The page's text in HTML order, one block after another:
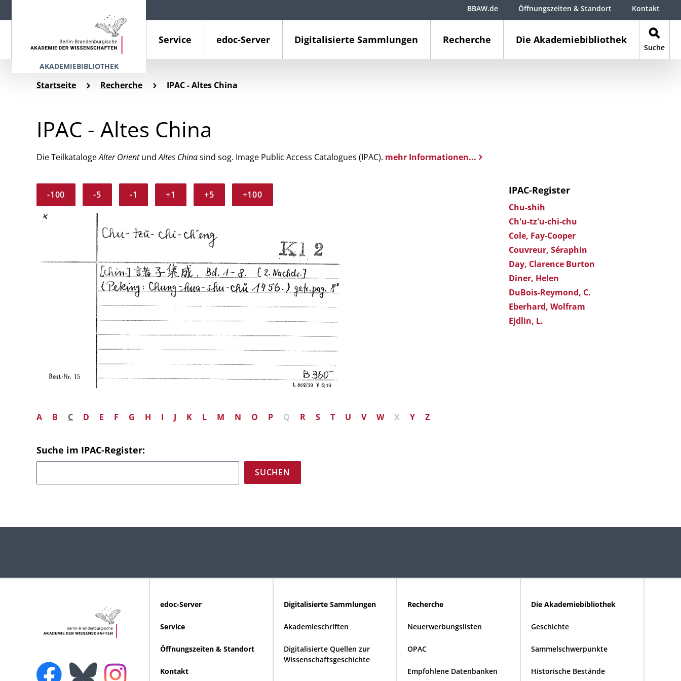
AKADEMIEBIBLIOTHEK
Service edoc-Server Digitalisierte Sammlungen Recherche Die Akademiebibliothek
Suche
BBAW.de Öffnungszeiten & Standort Kontakt
Startseite Recherche IPAC - Altes China
IPAC - Altes China
Die TeilkatalogeAlter OrientundAltes Chinasind sog. Image Public Access Catalogues (IPAC). mehr Informationen...
-100 -5 -1 +1 +5 +100
A B C D E F G H I J K L M N O P Q R S T U V W X Y Z
Suche im IPAC-Register:
IPAC-Register
Chu-shih
Ch'u-tz'u-chi-chu
Cole, Fay-Cooper
Couvreur, Séraphin
Day, Clarence Burton
Diner, Helen
DuBois-Reymond, C.
Eberhard, Wolfram
Ejdlin, L.
edoc-Server
Service
Öffnungszeiten & Standort
Kontakt
Digitalisierte Sammlungen
Akademieschriften
Digitalisierte Quellen zur
Wissenschaftsgeschichte
Recherche
Neuerwerbungslisten
OPAC
Empfohlene Datenbanken
Die Akademiebibliothek
Geschichte
Sammelschwerpunkte
Historische Bestände